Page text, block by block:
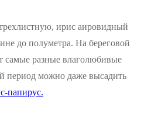
ирис аировидный
до полуметра. На береговой
разные влаголюбивые
период можно даже высадить
папирус.